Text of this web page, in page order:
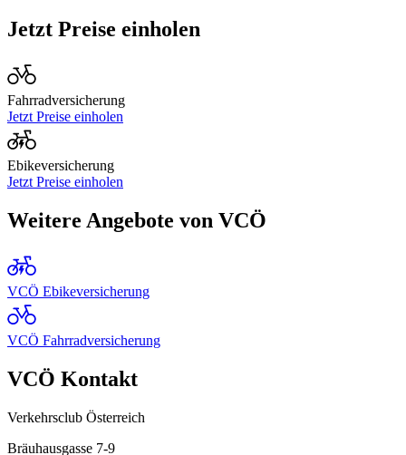
Jetzt Preise einholen
Fahrradversicherung
Jetzt Preise einholen
Ebikeversicherung
Jetzt Preise einholen
Weitere Angebote von VCÖ
VCÖ Ebikeversicherung
VCÖ Fahrradversicherung
VCÖ Kontakt
Verkehrsclub Österreich
Bräuhausgasse 7-9